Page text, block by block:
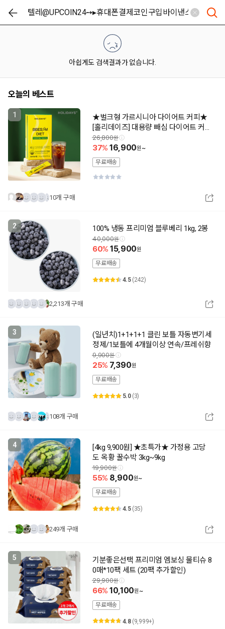
아쉽게도 검색결과가 없습니다.
오늘의 베스트
1
★벌크형 가르시니아 다이어트 커피★
[홀리데이즈] 대용량 빼심 다이어트 커피
맛 100포/200포/300포 신제품 출시 최
저특가
26,800
37 16,900
~
무료배송
10개 구매
2 100% 냉동 프리미엄 블루베리 1kg, 2봉
40,000
60 15,900
무료배송
4.5 (242)
2,213개 구매
3
(일년치)1+1+1+1 클린 보틀 자동변기세
정제/1보틀에 4개월이상 연속/프레쉬향
9,900
25 7,390
무료배송
5.0 (3)
108개 구매
4
[4kg 9,900원] ★초특가★ 가정용 고당
도 옥황 꿀수박 3kg~9kg
19,900
55 8,900
~
무료배송
4.5 (35)
249개 구매
5
기분좋은선택 프리미엄 엠보싱 물티슈 8
0매*10팩 세트 (20팩 추가할인)
29,900
66 10,100
~
무료배송
4.8 (9,999+)